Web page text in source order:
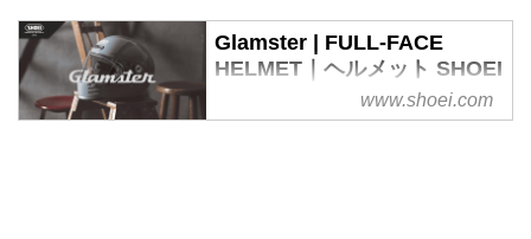
Glamster | FULL-FACE
HELMET｜ヘルメット SHOEI
SHOEIの培ってきた技術をクラシ
www.shoei.com